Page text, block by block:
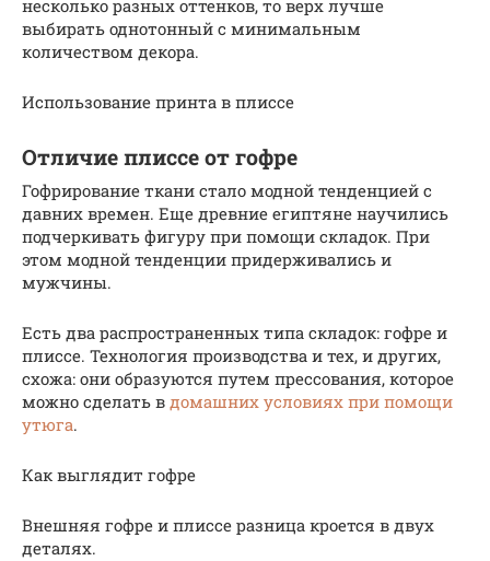
несколько разных оттенков, то верх лучше
выбирать однотонный с минимальным
количеством декора.
Использование принта в плиссе
Отличие плиссе от гофре
Гофрирование ткани стало модной тенденцией с
давних времен. Еще древние египтяне научились
подчеркивать фигуру при помощи складок. При
этом модной тенденции придерживались и
мужчины.
Есть два распространенных типа складок: гофре и
плиссе. Технология производства и тех, и других,
схожа: они образуются путем прессования, которое
можно сделать в домашних условиях при помощи
утюга.
Как выглядит гофре
Внешняя гофре и плиссе разница кроется в двух
деталях.